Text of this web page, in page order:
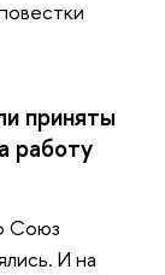
приняты
работу
Союз
И на